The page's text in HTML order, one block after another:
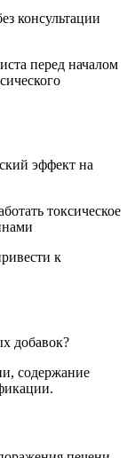
консультации
перед началом
эффект на
к
добавок?
содержание